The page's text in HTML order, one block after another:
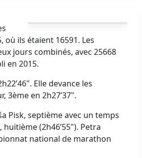
ils étaient 16591. Les
jours combinés, avec 25668
en 2015.
Elle devance les
3ème en 2h27’37".
Pisk, septième avec un temps
(2h46’55"). Petra
national de marathon